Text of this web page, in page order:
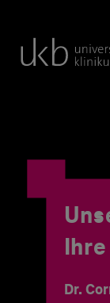
Dr.